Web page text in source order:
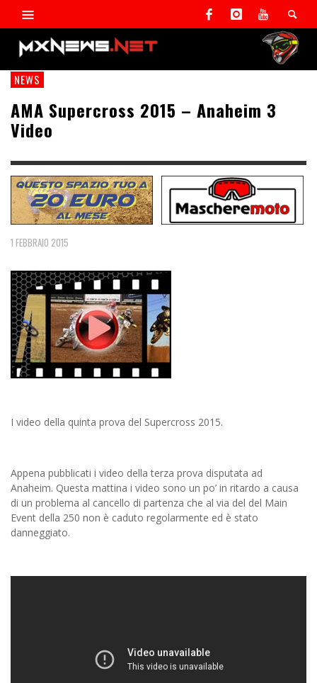
NEWS
AMA Supercross 2015 – Anaheim 3
Video
1 FEBBRAIO 2015
I video della quinta prova del Supercross 2015.
Appena pubblicati i video della terza prova disputata ad
Anaheim. Questa mattina i video sono un po’ in ritardo a causa
di un problema al cancello di partenza che al via del del Main
Event della 250 non è caduto regolarmente ed è stato
danneggiato.